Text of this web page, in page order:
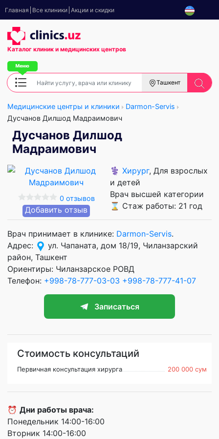
Главная Все клиники Акции и скидки
Каталог клиник и медицинских центров
Ташкент
Медицинские центры и клиники
Darmon-Servis
Дусчанов Дилшод Мадраимович
Дусчанов Дилшод
Мадраимович
0 отзывов
Добавить отзыв
⚕️ Хирург, Для взрослых
и детей
Врач высшей категории
⌛ Стаж работы: 21 год
Врач принимает в клинике: Darmon-Servis.
Адрес:
ул. Чапаната, дом 18/19, Чиланзарский
район, Ташкент
Ориентиры: Чиланзарское РОВД
Телефон: +998-78-777-03-03 +998-78-777-41-07
Записаться
Стоимость консультаций
Первичная консультация хирурга 200 000 сум
⏰ Дни работы врача:
Понедельник 14:00-16:00
Вторник 14:00-16:00